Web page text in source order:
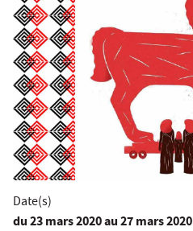
Date(s)
du23 mars 2020au 27 mars 2020